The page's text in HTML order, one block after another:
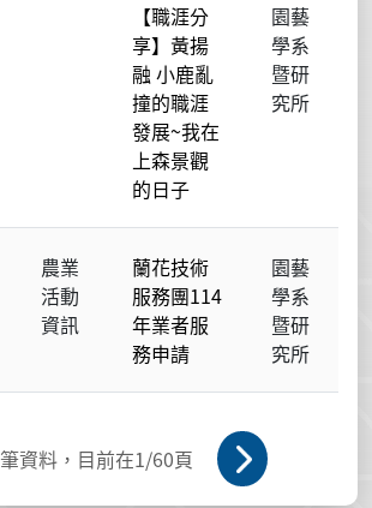
【職涯分
享】黃揚
融 小鹿亂
撞的職涯
發展~我在
上森景觀
的日子
園藝
學系
暨研
究所
農業
活動
資訊
蘭花技術
服務團114
年業者服
務申請
園藝
學系
暨研
究所
筆資料，目前在1/60頁